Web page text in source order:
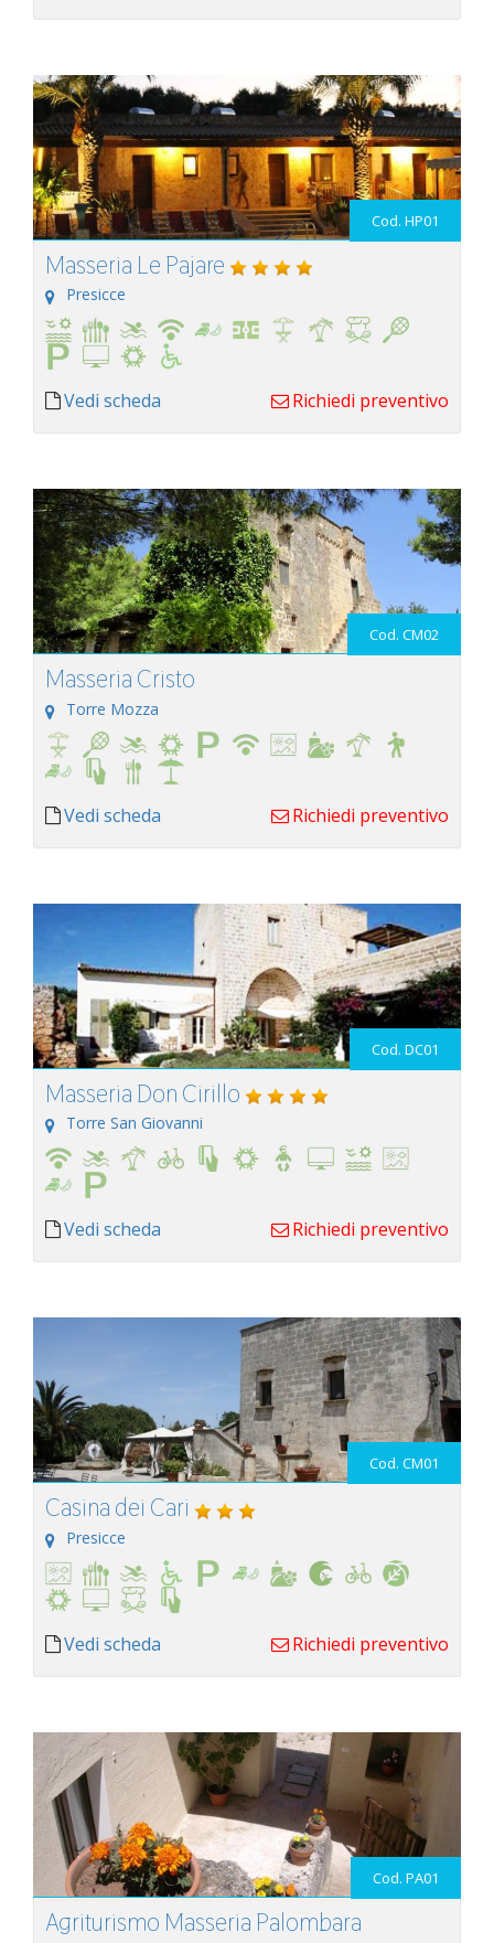
Cod. HP01
Masseria Le Pajare
Presicce
Vedi scheda Richiedi preventivo
Cod. CM02
Masseria Cristo
Torre Mozza
Vedi scheda Richiedi preventivo
Cod. DC01
Masseria Don Cirillo
Torre San Giovanni
Vedi scheda Richiedi preventivo
Cod. CM01
Casina dei Cari
Presicce
Vedi scheda Richiedi preventivo
Cod. PA01
Agriturismo Masseria Palombara